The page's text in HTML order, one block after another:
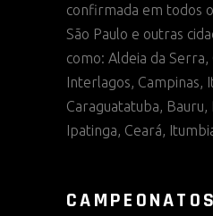
confirmada em todos
São Paulo e outras
como: Aldeia da Serra,
Interlagos, Campinas,
Caraguatatuba, Bauru,
Ipatinga, Ceará,
CAMPEONATOS